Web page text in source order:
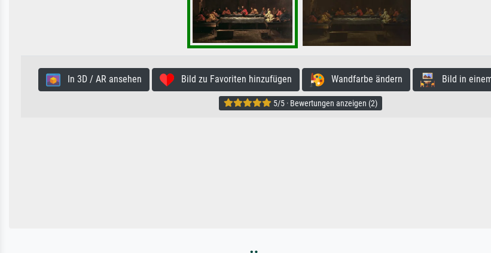
In 3D / AR ansehen Bild zu Favoriten hinzufügen Wandfarbe ändern Bild in einem
5/5 · Bewertungen anzeigen (2)